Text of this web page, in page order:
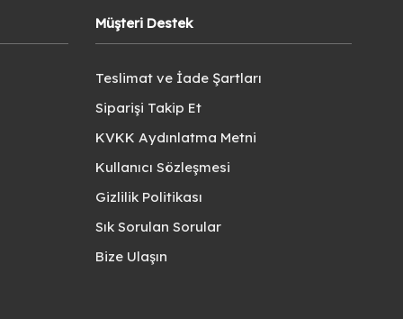
Müşteri Destek
Teslimat ve İade Şartları
Siparişi Takip Et
KVKK Aydınlatma Metni
Kullanıcı Sözleşmesi
Gizlilik Politikası
Sık Sorulan Sorular
Bize Ulaşın